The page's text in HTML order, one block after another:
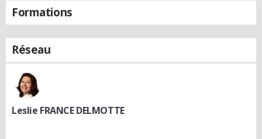
Formations
Réseau
Leslie FRANCE DELMOTTE